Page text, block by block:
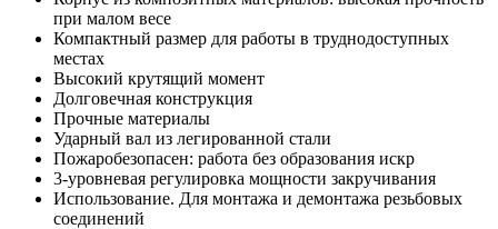
при малом весе
Компактный размер для работы в труднодоступных
местах
Высокий крутящий момент
Долговечная конструкция
Прочные материалы
Ударный вал из легированной стали
Пожаробезопасен: работа без образования искр
3-уровневая регулировка мощности закручивания
Использование. Для монтажа и демонтажа резьбовых
соединений